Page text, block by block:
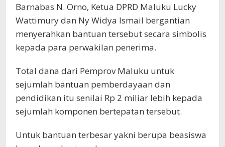
Barnabas N. Orno, Ketua DPRD Maluku Lucky
Wattimury dan Ny Widya Ismail bergantian
menyerahkan bantuan tersebut secara simbolis
kepada para perwakilan penerima.
Total dana dari Pemprov Maluku untuk
sejumlah bantuan pemberdayaan dan
pendidikan itu senilai Rp 2 miliar lebih kepada
sejumlah komponen bertepatan tersebut.
Untuk bantuan terbesar yakni berupa beasiswa